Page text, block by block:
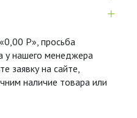
+
Р», просьба
у нашего менеджера
заявку на сайте,
наличие товара или